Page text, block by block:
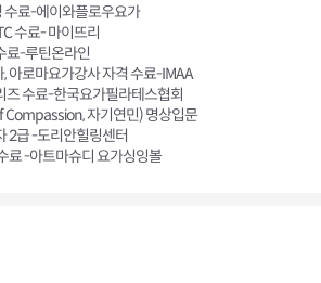
수료-에이와플로우요가
수료- 마이뜨리
료-루틴온라인
아로마요가강사 자격 수료-IMAA
즈 수료-한국요가필라테스협회
Compassion, 자기연민) 명상입문
2급 -도리안힐링센터
료 -아트마슈디 요가싱잉볼